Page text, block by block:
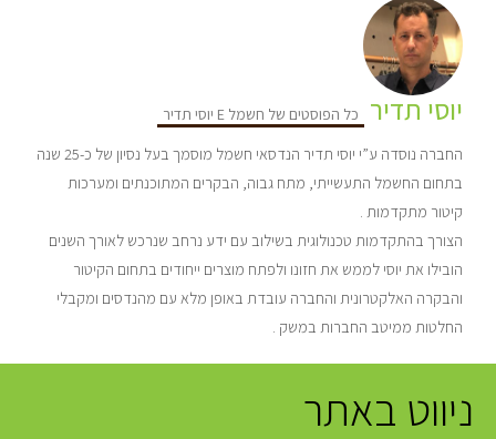
יוסי תדיר כל הפוסטים של חשמל E יוסי תדיר
החברה נוסדה ע”י יוסי תדיר הנדסאי חשמל מוסמך בעל נסיון של כ-25 שנה
בתחום החשמל התעשייתי, מתח גבוה, הבקרים המתוכנתים ומערכות
קיטור מתקדמות .
הצורך בהתקדמות טכנולוגית בשילוב עם ידע נרחב שנרכש לאורך השנים
הובילו את יוסי לממש את חזונו ולפתח מוצרים ייחודים בתחום הקיטור
והבקרה האלקטרונית והחברה עובדת באופן מלא עם מהנדסים ומקבלי
החלטות ממיטב החברות במשק .
ניווט באתר